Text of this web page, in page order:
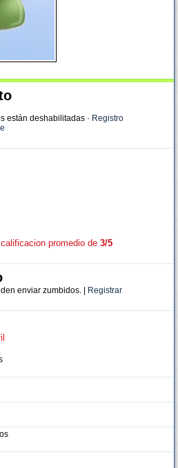
están deshabilitadas · Registro
promedio de 3/5
enviar zumbidos. | Registrar